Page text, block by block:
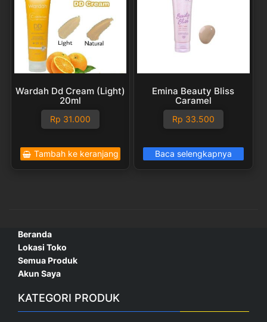
Wardah Dd Cream (Light)
20ml
Rp 31.000
Tambah ke keranjang
Emina Beauty Bliss
Caramel
Rp 33.500
Baca selengkapnya
Beranda
Lokasi Toko
Semua Produk
Akun Saya
KATEGORI PRODUK